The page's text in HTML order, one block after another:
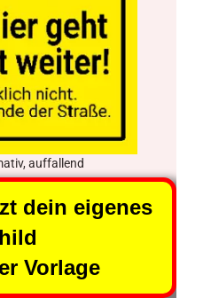
auffallend
dein eigenes
Vorlage